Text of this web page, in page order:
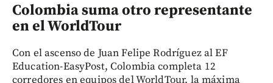
Colombia suma otro representante
en el WorldTour
Con el ascenso de Juan Felipe Rodríguez al EF
Education-EasyPost, Colombia completa 12
corredores en equipos del WorldTour, la máxima